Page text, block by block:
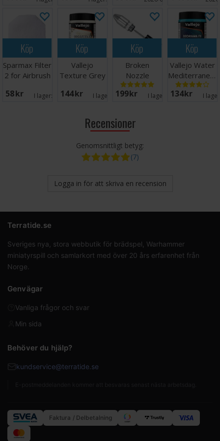
Köp
Sparmax Filter
2 for Airbrush
58 SEK I lager:
Köp
Vallejo
Texture Grey
144 SEK I lager:
Köp
Broken
Nozzle
Removal Tool
Verktøy
199 SEK I lager:
Köp
Vallejo Water
Mediterranean
Blue 200ml
134 SEK I
Recensioner
Genomsnittligt betyg:
(7)
Logga in för att skriva en recension
Terratide.se
Sveriges nya, stora webbutik för brädspel, Warhammer
miniatyrspill och samlarkort med över 20 års erfarenhet från
Norge.
Genvägar
Vanliga frågor och svar
Min sida
Behöver du hjälp?
kundservice@terratide.se
Faktura / Delbetalning